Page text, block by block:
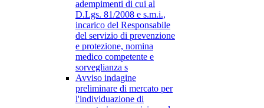
adempimenti di cui al
D.Lgs. 81/2008 e s.m.i.,
incarico del Responsabile
del servizio di prevenzione
e protezione, nomina
medico competente e
sorveglianza s
Avviso indagine
preliminare di mercato per
l'individuazione di